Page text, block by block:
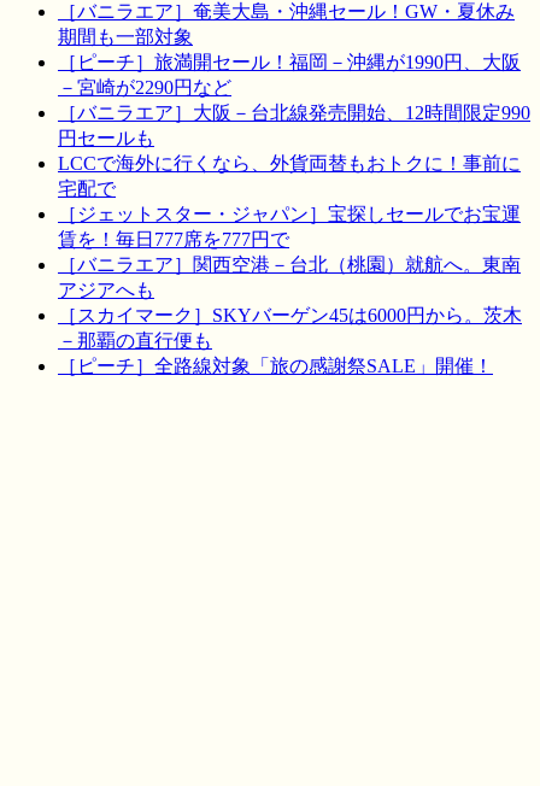
［バニラエア］奄美大島・沖縄セール！GW・夏休み
期間も一部対象
［ピーチ］旅満開セール！福岡－沖縄が1990円、大阪
－宮崎が2290円など
［バニラエア］大阪－台北線発売開始、12時間限定990
円セールも
LCCで海外に行くなら、外貨両替もおトクに！事前に
宅配で
［ジェットスター・ジャパン］宝探しセールでお宝運
賃を！毎日777席を777円で
［バニラエア］関西空港－台北（桃園）就航へ。東南
アジアへも
［スカイマーク］SKYバーゲン45は6000円から。茨木
－那覇の直行便も
［ピーチ］全路線対象「旅の感謝祭SALE」開催！